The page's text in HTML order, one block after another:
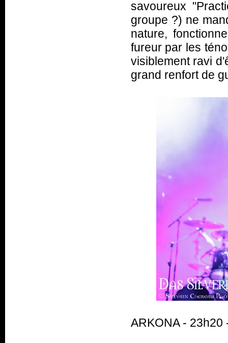
savoureux
groupe ?) ne
nature,
fureur par les
visiblement ravi
grand renfort de
ARKONA -